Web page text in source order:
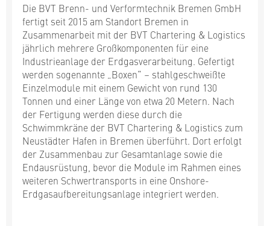
Die BVT Brenn- und Verformtechnik Bremen GmbH
fertigt seit 2015 am Standort Bremen in
Zusammenarbeit mit der BVT Chartering & Logistics
jährlich mehrere Großkomponenten für eine
Industrieanlage der Erdgasverarbeitung. Gefertigt
werden sogenannte „Boxen“ – stahlgeschweißte
Einzelmodule mit einem Gewicht von rund 130
Tonnen und einer Länge von etwa 20 Metern. Nach
der Fertigung werden diese durch die
Schwimmkräne der BVT Chartering & Logistics zum
Neustädter Hafen in Bremen überführt. Dort erfolgt
der Zusammenbau zur Gesamtanlage sowie die
Endausrüstung, bevor die Module im Rahmen eines
weiteren Schwertransports in eine Onshore-
Erdgasaufbereitungsanlage integriert werden.